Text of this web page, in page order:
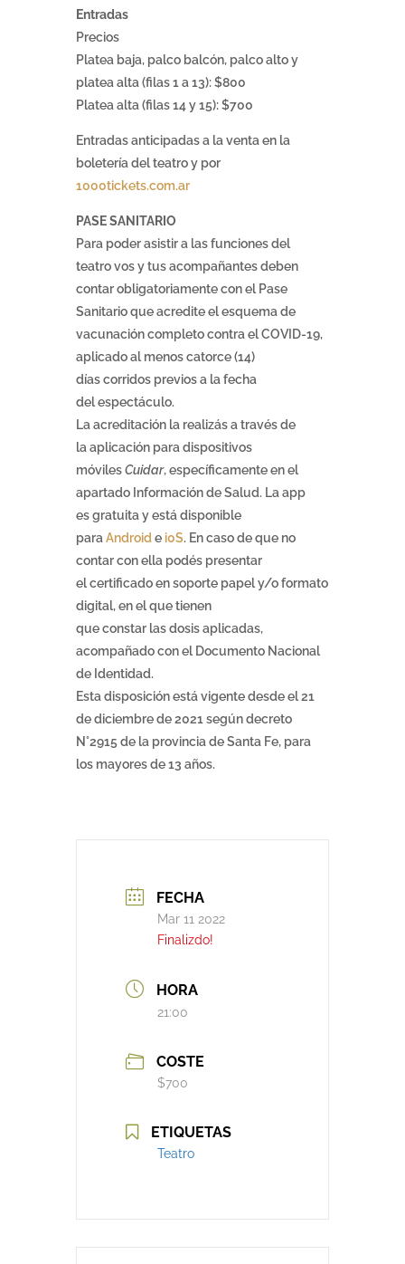
Entradas
Precios
Platea baja, palco balcón, palco alto y
platea alta (filas 1 a 13): $800
Platea alta (filas 14 y 15): $700
Entradas anticipadas a la venta en la
boletería del teatro y por
1000tickets.com.ar
PASE SANITARIO
Para poder asistir a las funciones del
teatro vos y tus acompañantes deben
contar obligatoriamente con el Pase
Sanitario que acredite el esquema de
vacunación completo contra el COVID-19,
aplicado al menos catorce (14)
días corridos previos a la fecha
del espectáculo.
La acreditación la realizás a través de
la aplicación para dispositivos
móvilesCuidar, específicamente en el
apartado Información de Salud. La app
es gratuita y está disponible
paraAndroide i0S. En caso de que no
contar con ella podés presentar
el certificado en soporte papel y/o formato
digital, en el que tienen
que constar las dosis aplicadas,
acompañado con el Documento Nacional
de Identidad.
Esta disposición está vigente desde el 21
de diciembre de 2021 según decreto
N°2915 de la provincia de Santa Fe, para
los mayores de 13 años.
FECHA
Mar 11 2022
Finalizdo!
HORA
21:00
COSTE
$700
ETIQUETAS
Teatro